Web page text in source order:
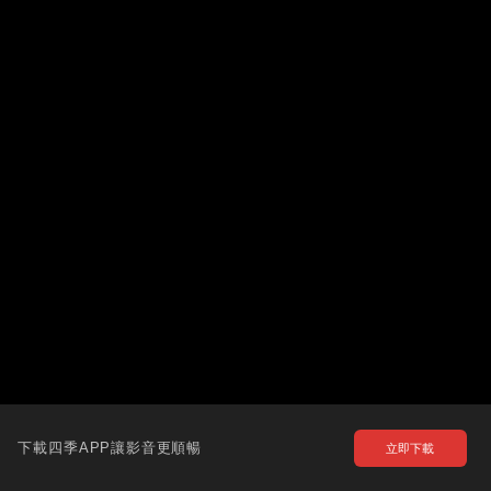
下載四季APP讓影音更順暢 立即下載